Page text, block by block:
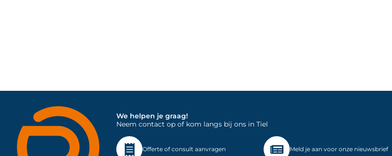
We helpen je graag!
Neem contact op of kom langs bij ons in Tiel
Offerte of consult aanvragen Meld je aan voor onze nieuwsbrief